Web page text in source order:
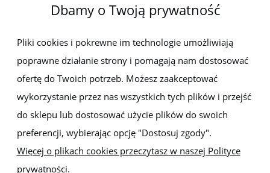
Newsletter
Zapisz się do newslettera, aby być na bieżąco z nowościami i
promocjami
Dbamy o Twoją prywatność
Pliki cookies i pokrewne im technologie umożliwiają
poprawne działanie strony i pomagają nam dostosować
ofertę do Twoich potrzeb. Możesz zaakceptować
wykorzystanie przez nas wszystkich tych plików i przejść
do sklepu lub dostosować użycie plików do swoich
preferencji, wybierając opcję "Dostosuj zgody".
Więcej o plikach cookies przeczytasz w naszej Polityce
prywatności.